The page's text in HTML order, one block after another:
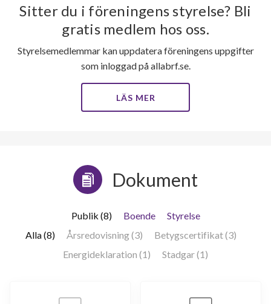
Sitter du i föreningens styrelse? Bli
gratis medlem hos oss.
Styrelsemedlemmar kan uppdatera föreningens uppgifter
som inloggad på allabrf.se.
LÄS MER
Dokument
Publik (8) Boende
Styrelse
Alla (8)
Årsredovisning (3)
Betygscertifikat (3)
Energideklaration (1)
Stadgar (1)